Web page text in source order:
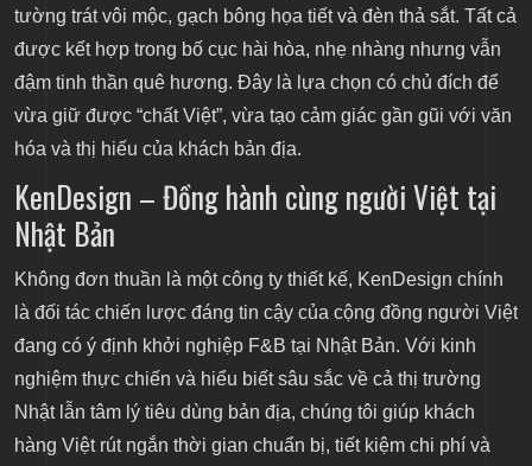
tường trát vôi mộc, gạch bông họa tiết và đèn thả sắt. Tất cả
được kết hợp trong bố cục hài hòa, nhẹ nhàng nhưng vẫn
đậm tinh thần quê hương. Đây là lựa chọn có chủ đích để
vừa giữ được “chất Việt”, vừa tạo cảm giác gần gũi với văn
hóa và thị hiếu của khách bản địa.
KenDesign – Đồng hành cùng người Việt tại
Nhật Bản
Không đơn thuần là một công ty thiết kế, KenDesign chính
là đối tác chiến lược đáng tin cậy của cộng đồng người Việt
đang có ý định khởi nghiệp F&B tại Nhật Bản. Với kinh
nghiệm thực chiến và hiểu biết sâu sắc về cả thị trường
Nhật lẫn tâm lý tiêu dùng bản địa, chúng tôi giúp khách
hàng Việt rút ngắn thời gian chuẩn bị, tiết kiệm chi phí và